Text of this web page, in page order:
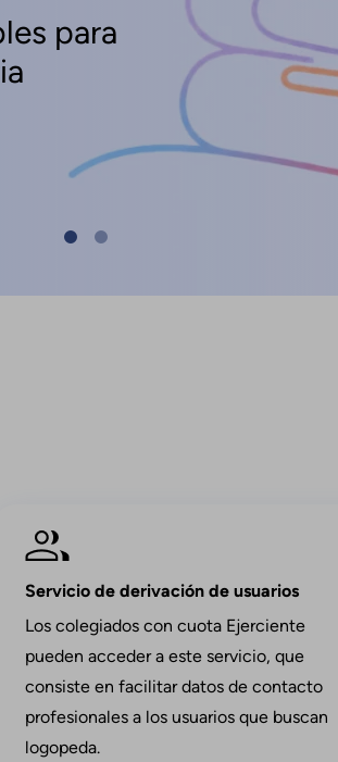
para
Imagen
Servicio de derivación de usuarios
Los colegiados con cuota Ejerciente
pueden acceder a este servicio, que
consiste en facilitar datos de contacto
profesionales a los usuarios que buscan
logopeda.